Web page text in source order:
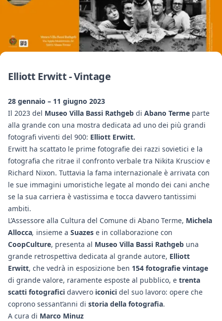
Elliott Erwitt - Vintage
28 gennaio – 11 giugno 2023
Il 2023 del Museo Villa Bassi Rathgeb di Abano Terme parte
alla grande con una mostra dedicata ad uno dei più grandi
fotografi viventi del 900: Elliott Erwitt.
Erwitt ha scattato le prime fotografie dei razzi sovietici e la
fotografia che ritrae il confronto verbale tra Nikita Krusciov e
Richard Nixon. Tuttavia la fama internazionale è arrivata con
le sue immagini umoristiche legate al mondo dei cani anche
se la sua carriera è vastissima e tocca davvero tantissimi
ambiti.
L’Assessore alla Cultura del Comune di Abano Terme, Michela
Allocca, insieme a Suazes e in collaborazione con
CoopCulture, presenta al Museo Villa Bassi Rathgeb una
grande retrospettiva dedicata al grande autore, Elliott
Erwitt, che vedrà in esposizione ben 154 fotografie vintage
di grande valore, raramente esposte al pubblico, e trenta
scatti fotografici davvero iconici del suo lavoro: opere che
coprono sessant’anni di storia della fotografia.
A cura di Marco Minuz